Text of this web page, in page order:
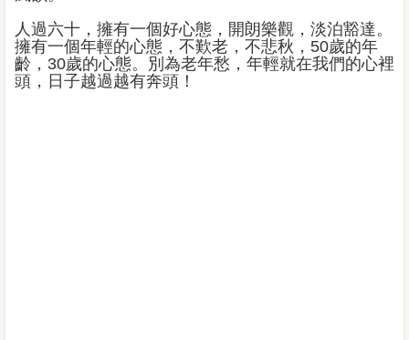
人過六十，擁有一個好心態，開朗樂觀，淡泊豁達。
擁有一個年輕的心態，不歎老，不悲秋，50歲的年
齡，30歲的心態。別為老年愁，年輕就在我們的心裡
頭，日子越過越有奔頭！